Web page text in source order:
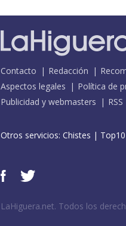
Contacto Redacción
Aspectos legales
Política de
Publicidad y webmasters
RSS
Otros servicios: Chistes |
LaHiguera.net. Todos los